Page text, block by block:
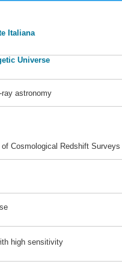
Italiana
Universe
astronomy
Cosmological Redshift Surveys
high sensitivity